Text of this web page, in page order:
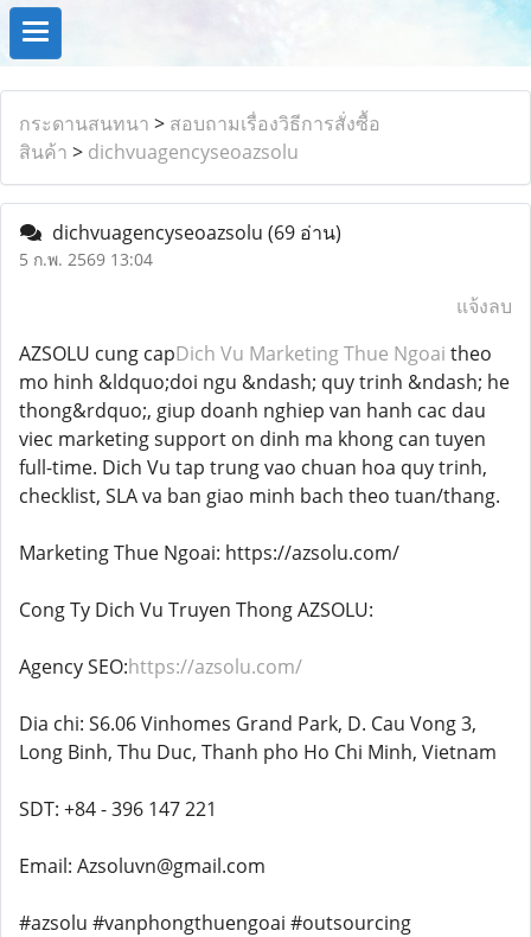
กระดานสนทนา > สอบถามเรื่องวิธีการสั่งซื้อ
สินค้า > dichvuagencyseoazsolu
dichvuagencyseoazsolu (69 อ่าน)
5 ก.พ. 2569 13:04
แจ้งลบ
AZSOLU cung capDich Vu Marketing Thue Ngoai theo
mo hinh &ldquo;doi ngu &ndash; quy trinh &ndash; he
thong&rdquo;, giup doanh nghiep van hanh cac dau
viec marketing support on dinh ma khong can tuyen
full-time. Dich Vu tap trung vao chuan hoa quy trinh,
checklist, SLA va ban giao minh bach theo tuan/thang.
Marketing Thue Ngoai: https://azsolu.com/
Cong Ty Dich Vu Truyen Thong AZSOLU:
Agency SEO:https://azsolu.com/
Dia chi: S6.06 Vinhomes Grand Park, D. Cau Vong 3,
Long Binh, Thu Duc, Thanh pho Ho Chi Minh, Vietnam
SDT: +84 - 396 147 221
Email: Azsoluvn@gmail.com
#azsolu #vanphongthuengoai #outsourcing